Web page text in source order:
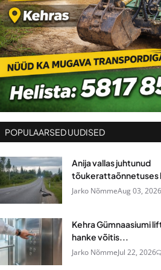
POPULAARSED UUDISED
Anija vallas juhtunud
tõukerattaõnnetuses
Jarko NõmmeAug 03, 2026
Kehra Gümnaasiumi
hanke võitis...
Jarko NõmmeJul 22, 2026